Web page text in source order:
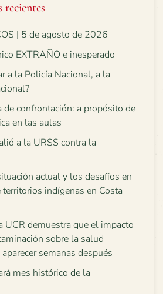
| 5 de agosto de 2026
EXTRAÑO e inesperado
a la Policía Nacional, a la
de confrontación: a propósito de
en las aulas
a la URSS contra la
actual y los desafíos en
territorios indígenas en Costa
UCR demuestra que el impacto
sobre la salud
semanas después
mes histórico de la